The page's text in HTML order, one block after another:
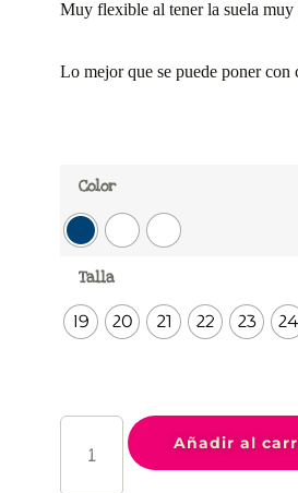
Muy flexible al tener la suela muy
Lo mejor que se puede poner con
Color
Talla
19 20 21 22 23 24
Añadir al